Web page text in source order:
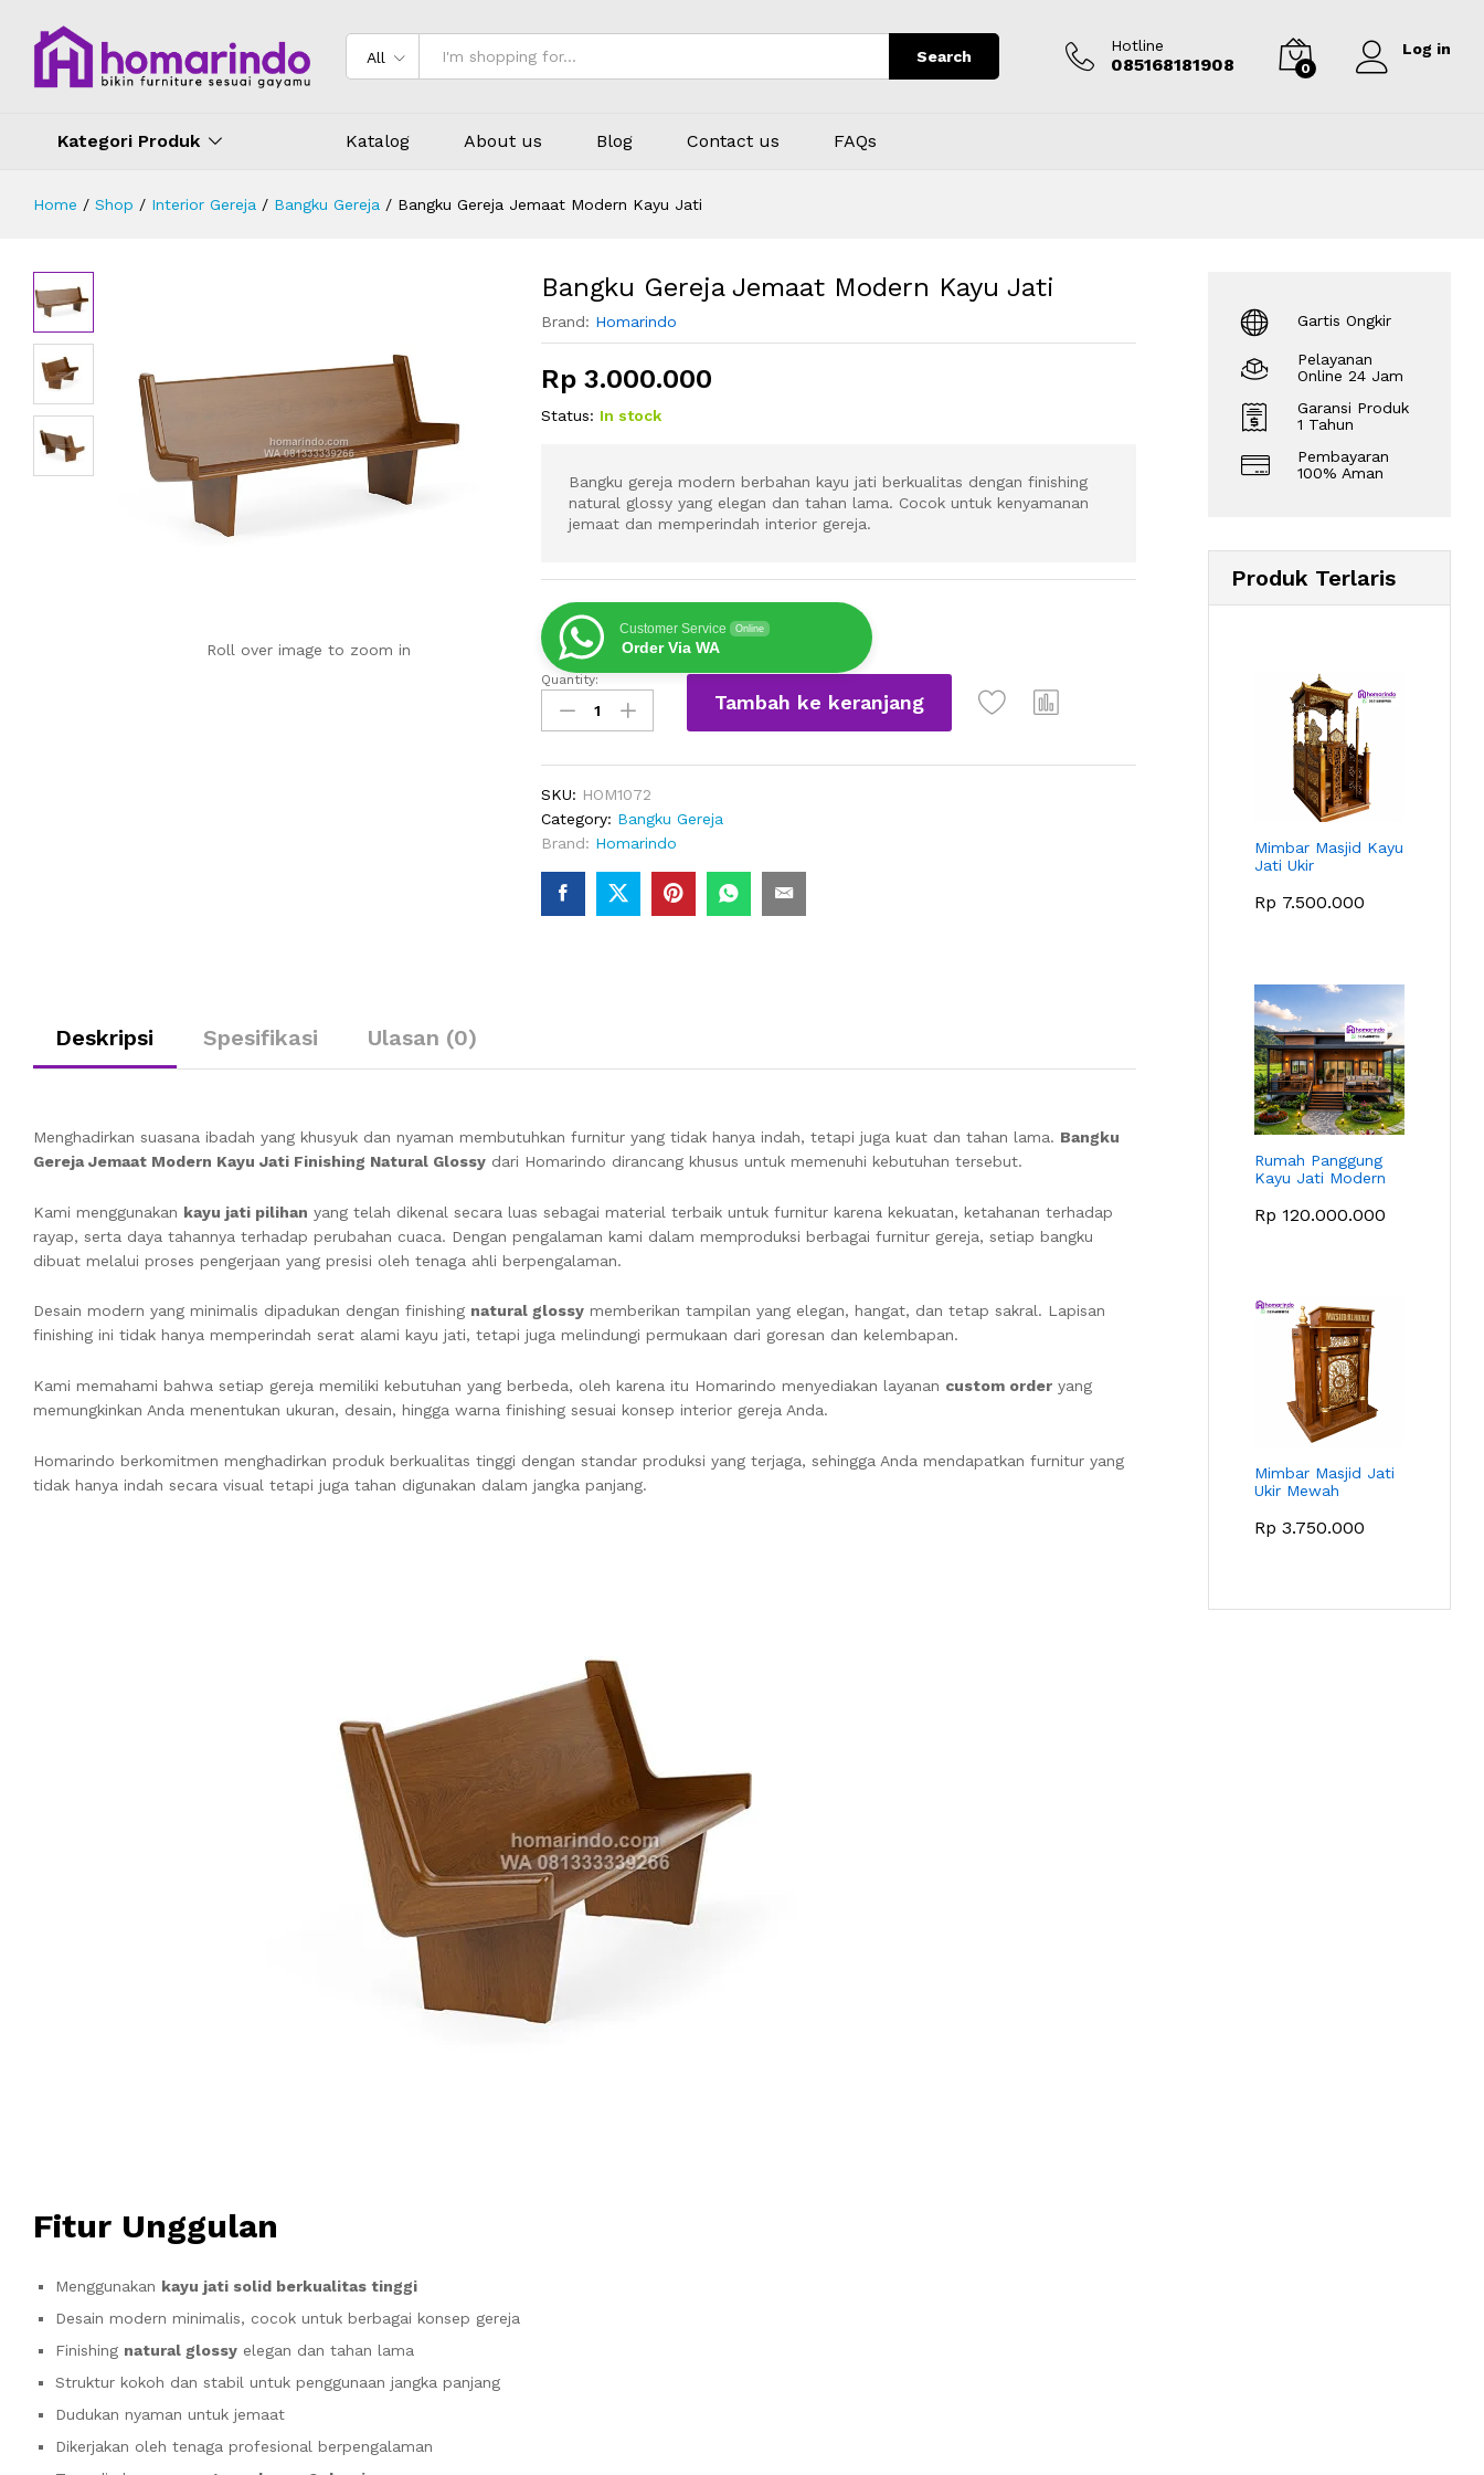
All Search
Hotline
085168181908 0
Log in
Kategori Produk Katalog About us Blog Contact us FAQs
Home / Shop / Interior Gereja / Bangku Gereja / Bangku Gereja Jemaat Modern Kayu Jati
Roll over image to zoom in
Bangku Gereja Jemaat Modern Kayu Jati
Brand: Homarindo
Rp3.000.000
Status: In stock
Bangku gereja modern berbahan kayu jati berkualitas dengan finishing
natural glossy yang elegan dan tahan lama. Cocok untuk kenyamanan
jemaat dan memperindah interior gereja.
Customer Service Online
Order Via WA
Bangku
Gereja
Jemaat
Jati
quantity
Quantity:
Tambah ke keranjang
SKU: HOM1072
Category: Bangku Gereja
Brand: Homarindo
Deskripsi Spesifikasi Ulasan (0)
Menghadirkan suasana ibadah yang khusyuk dan nyaman membutuhkan furnitur yang tidak hanya indah, tetapi juga kuat dan tahan lama. Bangku
Gereja Jemaat Modern Kayu Jati Finishing Natural Glossy dari Homarindo dirancang khusus untuk memenuhi kebutuhan tersebut.
Kami menggunakan kayu jati pilihan yang telah dikenal secara luas sebagai material terbaik untuk furnitur karena kekuatan, ketahanan terhadap
rayap, serta daya tahannya terhadap perubahan cuaca. Dengan pengalaman kami dalam memproduksi berbagai furnitur gereja, setiap bangku
dibuat melalui proses pengerjaan yang presisi oleh tenaga ahli berpengalaman.
Desain modern yang minimalis dipadukan dengan finishing natural glossy memberikan tampilan yang elegan, hangat, dan tetap sakral. Lapisan
finishing ini tidak hanya memperindah serat alami kayu jati, tetapi juga melindungi permukaan dari goresan dan kelembapan.
Kami memahami bahwa setiap gereja memiliki kebutuhan yang berbeda, oleh karena itu Homarindo menyediakan layanan custom order yang
memungkinkan Anda menentukan ukuran, desain, hingga warna finishing sesuai konsep interior gereja Anda.
Homarindo berkomitmen menghadirkan produk berkualitas tinggi dengan standar produksi yang terjaga, sehingga Anda mendapatkan furnitur yang
tidak hanya indah secara visual tetapi juga tahan digunakan dalam jangka panjang.
Fitur Unggulan
Menggunakan kayu jati solid berkualitas tinggi
Desain modern minimalis, cocok untuk berbagai konsep gereja
Finishing natural glossy elegan dan tahan lama
Struktur kokoh dan stabil untuk penggunaan jangka panjang
Dudukan nyaman untuk jemaat
Dikerjakan oleh tenaga profesional berpengalaman
Gartis Ongkir
Pelayanan
Online 24 Jam
Garansi Produk
1 Tahun
Pembayaran
100% Aman
Produk Terlaris
Mimbar Masjid Kayu
Jati Ukir
Rp 7.500.000
Rumah Panggung
Kayu Jati Modern
Rp 120.000.000
Mimbar Masjid Jati
Ukir Mewah
Rp 3.750.000
Ulasan (0)